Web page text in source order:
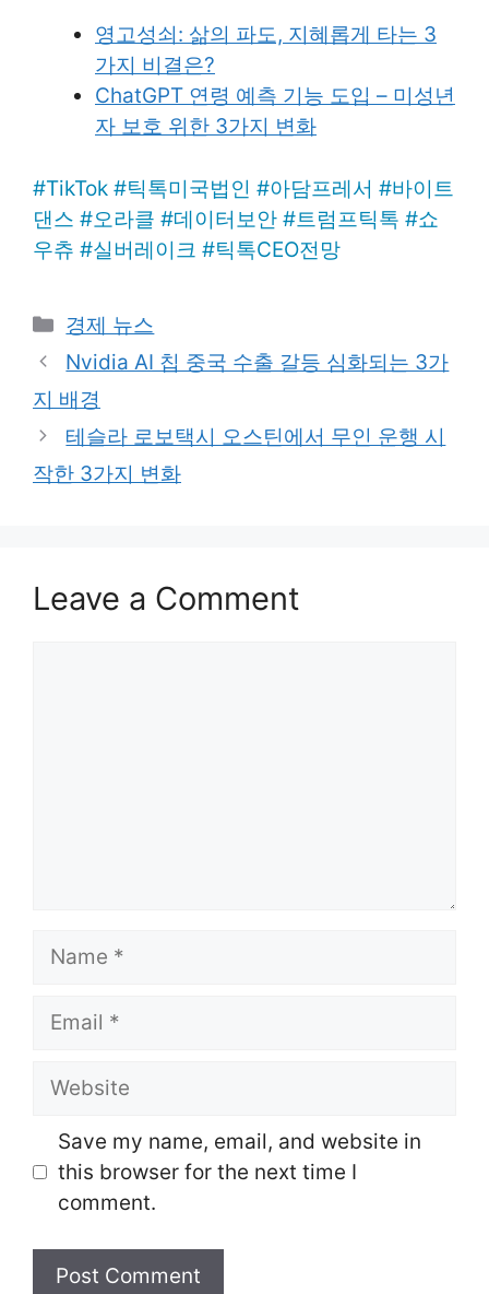
영고성쇠: 삶의 파도, 지혜롭게 타는 3
가지 비결은?
ChatGPT 연령 예측 기능 도입 – 미성년
자 보호 위한 3가지 변화
#TikTok #틱톡미국법인 #아담프레서 #바이트
댄스 #오라클 #데이터보안 #트럼프틱톡 #쇼
우츄 #실버레이크 #틱톡CEO전망
Categories
경제 뉴스
Nvidia AI 칩 중국 수출 갈등 심화되는 3가
지 배경
테슬라 로보택시 오스틴에서 무인 운행 시
작한 3가지 변화
Leave a Comment
Name
Email
Website
Save my name, email, and website in
this browser for the next time I
comment.